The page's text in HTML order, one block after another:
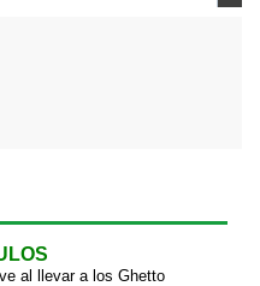
al llevar a los Ghetto